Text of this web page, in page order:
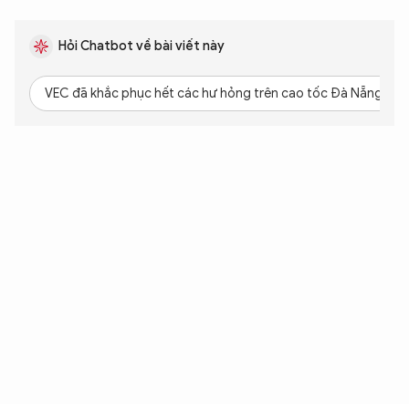
Hỏi Chatbot về bài viết này
VEC đã khắc phục hết các hư hỏng trên cao tốc Đà Nẵng -